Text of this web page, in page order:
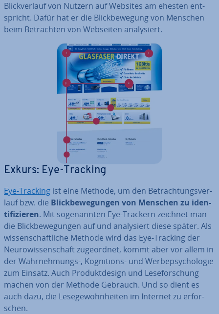
Blick­ver­lauf von Nutzern auf Websites am ehesten ent­
spricht. Dafür hat er die Blick­be­we­gung von Menschen
beim Be­trach­ten von Webseiten ana­ly­siert.
Exkurs: Eye-Tracking
Eye-Tracking ist eine Methode, um den Be­trach­tungs­ver­
lauf bzw. die Blick­be­we­gun­gen von Menschen zu iden­
ti­fi­zie­ren. Mit so­ge­nann­ten Eye-Trackern zeichnet man
die Blick­be­we­gun­gen auf und ana­ly­siert diese später. Als
wis­sen­schaft­li­che Methode wird das Eye-Tracking der
Neu­ro­wis­sen­schaft zu­ge­ord­net, kommt aber vor allem in
der Wahr­neh­mungs-, Ko­gni­ti­ons- und Wer­be­psy­cho­lo­gie
zum Einsatz. Auch Pro­dukt­de­sign und Le­se­for­schung
machen von der Methode Gebrauch. Und so dient es
auch dazu, die Le­se­ge­wohn­hei­ten im Internet zu er­for­
schen.